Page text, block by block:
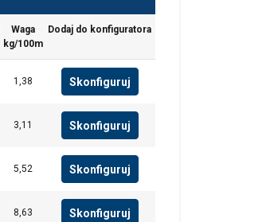
Waga
kg/100m
Dodaj do konfiguratora
1,38 Skonfiguruj
3,11 Skonfiguruj
5,52 Skonfiguruj
8,63 Skonfiguruj